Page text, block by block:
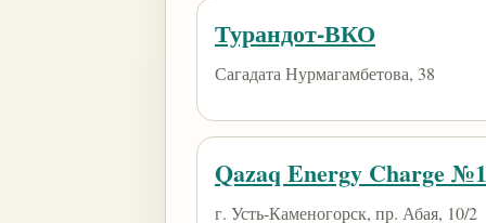
Турандот-ВКО
Сагадата Нурмагамбетова, 38
Qazaq Energy Charge
г. Усть-Каменогорск, пр. Абая, 10/2